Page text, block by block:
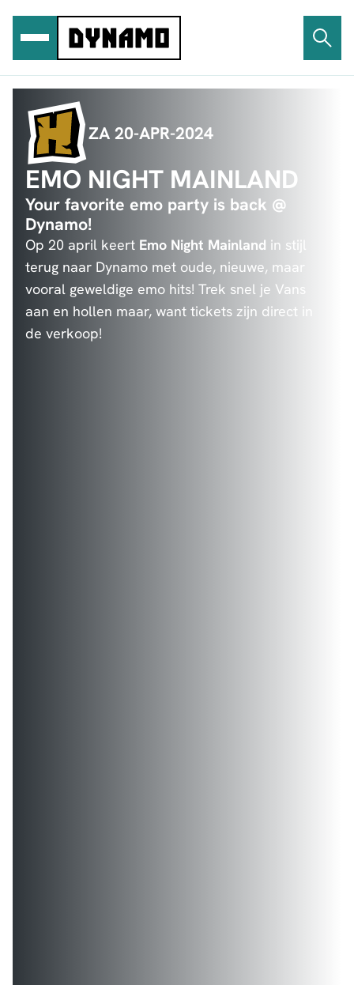
inhoud
ZA 20-APR-2024
EMO NIGHT MAINLAND
Your favorite emo party is back @
Dynamo!
Op 20 april keert Emo Night Mainland in stijl
terug naar Dynamo met oude, nieuwe, maar
vooral geweldige emo hits! Trek snel je Vans
aan en hollen maar, want tickets zijn direct in
de verkoop!